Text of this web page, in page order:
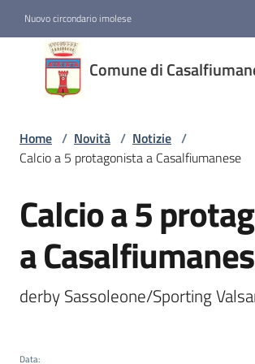
Nuovo circondario imolese
Comune di
Comune di
Casalfiumanese
Amministrazione
Menu selezionato
Servizi
Vivere
Home / Novità / Notizie /
Calcio a 5 protagonista a Casalfiumanese
Salta al contenuto
Calcio a 5
a
derby Sassoleone/Sporting
Data: